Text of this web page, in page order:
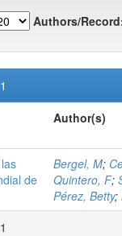
Authors/
Author(s)
de
Bergel, M;
Quintero, F;
Pérez, Betty;